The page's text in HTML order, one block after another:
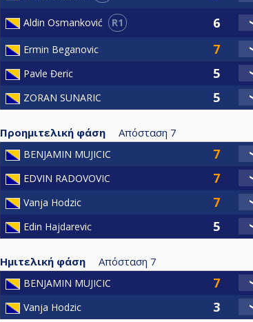
Aldin Osmanković R1
Ermin Beganovic
Pavle Đeric
ZORAN SUNARIC
Προημιτελική φάση Απόσταση 7
BENJAMIN MUJICIC
EDVIN RADOVOVIC
Vanja Hodzic
Edin Hajdarevic
Ημιτελική φάση Απόσταση 7
BENJAMIN MUJICIC
Vanja Hodzic